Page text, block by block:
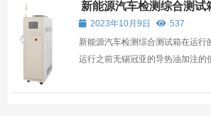
新能源汽车检测综合测试
油2023年10月9日
537
新能源汽车检测综合测试箱在运行
运行之前无锡冠亚的导热油加注的
的正确运行，必须新能源汽车检测